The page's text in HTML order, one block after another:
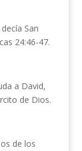
San
24:46-47.
a David,
de Dios.
de los